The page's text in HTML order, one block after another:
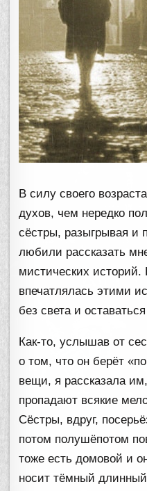
В силу своего
духов, чем нередко
сёстры, разыгрывая и
любили рассказать
мистических историй.
впечатлялась этими
без света и
Как-то, услышав от
о том, что он берёт
вещи, я рассказала
пропадают всякие
Сёстры, вдруг,
потом полушёпотом
тоже есть домовой и
носит тёмный